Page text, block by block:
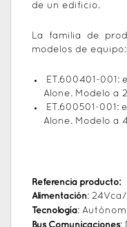
de un edificio.
La familia de
modelos de equipo:
ET.600401-001:
Alone. Modelo a
ET.600501-001:
Alone. Modelo a
Referencia producto:
Alimentación:
Tecnología:
Bus Comunicaciones: